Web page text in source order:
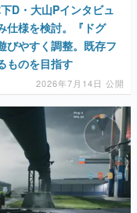
D・大山Pインタビュ
仕様を検討。『ドグ
びやすく調整。既存フ
ものを目指す
2026年7月14日 公開